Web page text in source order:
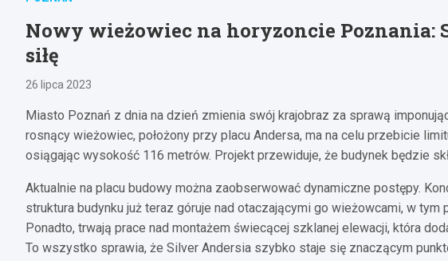
Nowy wieżowiec na horyzoncie Poznania:
siłę
26 lipca 2023
Miasto Poznań z dnia na dzień zmienia swój krajobraz za sprawą
rosnący wieżowiec, położony przy placu Andersa, ma na celu przebicie
osiągając wysokość 116 metrów. Projekt przewiduje, że budynek będzie
Aktualnie na placu budowy można zaobserwować dynamiczne postępy.
struktura budynku już teraz góruje nad otaczającymi go wieżowcami, w tym
Ponadto, trwają prace nad montażem świecącej szklanej elewacji, która
To wszystko sprawia, że Silver Andersia szybko staje się znaczącym